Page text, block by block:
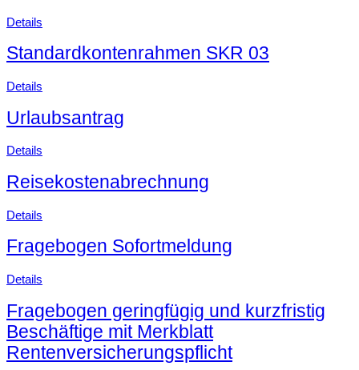
Details
Standardkontenrahmen SKR 03
Details
Urlaubsantrag
Details
Reisekostenabrechnung
Details
Fragebogen Sofortmeldung
Details
Fragebogen geringfügig und kurzfristig
Beschäftige mit Merkblatt
Rentenversicherungspflicht